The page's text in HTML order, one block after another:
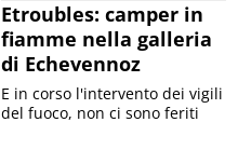
Etroubles: camper in
fiamme nella galleria
di Echevennoz
E in corso l'intervento dei vigili
del fuoco, non ci sono feriti